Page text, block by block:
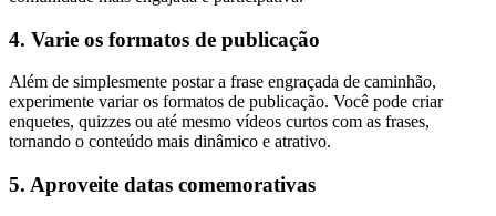
4. Varie os formatos de publicação
Além de simplesmente postar a frase engraçada de caminhão,
experimente variar os formatos de publicação. Você pode criar
enquetes, quizzes ou até mesmo vídeos curtos com as frases,
tornando o conteúdo mais dinâmico e atrativo.
5. Aproveite datas comemorativas